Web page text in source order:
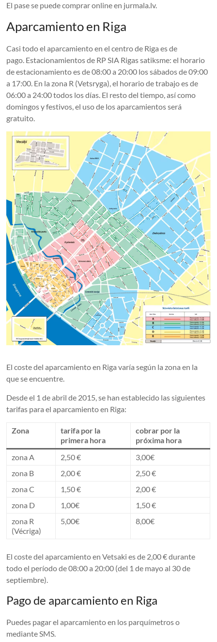
El pase se puede comprar online en jurmala.lv.
Aparcamiento en Riga
Casi todo el aparcamiento en el centro de Riga es de
pago. Estacionamientos de RP SIA Rigas satiksme: el horario
de estacionamiento es de 08:00 a 20:00 los sábados de 09:00
a 17:00. En la zona R (Vetsryga), el horario de trabajo es de
06:00 a 24:00 todos los días. El resto del tiempo, así como
domingos y festivos, el uso de los aparcamientos será
gratuito.
El coste del aparcamiento en Riga varía según la zona en la
que se encuentre.
Desde el 1 de abril de 2015, se han establecido las siguientes
tarifas para el aparcamiento en Riga:
Zona
tarifa por la
primera hora
cobrar por la
próxima hora
zona A
2,50 €
3,00€
zona B
2,00 €
2,50 €
zona C
1,50 €
2,00 €
zona D
1,00€
1,50 €
zona R
(Vécriga)
5,00€ 8,00€
El coste del aparcamiento en Vetsaki es de 2,00 € durante
todo el período de 08:00 a 20:00 (del 1 de mayo al 30 de
septiembre).
Pago de aparcamiento en Riga
Puedes pagar el aparcamiento en los parquímetros o
mediante SMS.